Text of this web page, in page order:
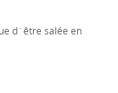
d´être salée en